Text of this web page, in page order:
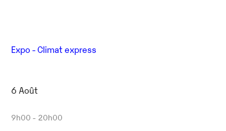
Expo - Climat express
6 Août
9h00 - 20h00